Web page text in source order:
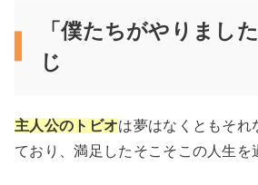
「僕たちがやりまし
じ
主人公のトビオは夢はなくともそれ
ており、満足したそこそこの人生を